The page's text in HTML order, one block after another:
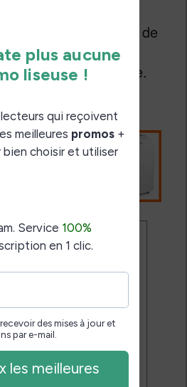
satire de la
cette histoire permet de
comment des
se mettent en place.
!
lecteurs qui
mois les
+ conseils
et utiliser leur